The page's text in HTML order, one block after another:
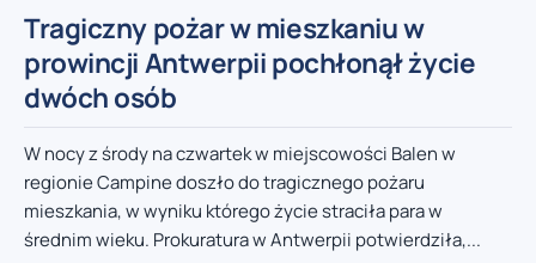
Tragiczny pożar w mieszkaniu w
prowincji Antwerpii pochłonął życie
dwóch osób
W nocy z środy na czwartek w miejscowości Balen w
regionie Campine doszło do tragicznego pożaru
mieszkania, w wyniku którego życie straciła para w
średnim wieku. Prokuratura w Antwerpii potwierdziła,...